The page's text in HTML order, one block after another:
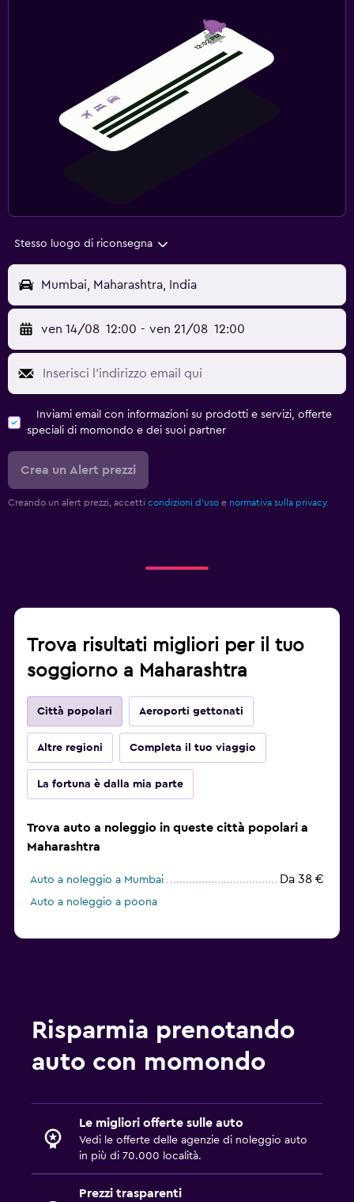
Stesso luogo di riconsegna
Mumbai, Maharashtra, India
ven 14/08 12:00 - ven 21/08 12:00
Inviami email con informazioni su prodotti e servizi, offerte
speciali di momondo e dei suoi partner
Crea un Alert prezzi
Creando un alert prezzi, accetti condizioni d'uso e normativa sulla privacy.
Trova risultati migliori per il tuo
soggiorno a Maharashtra
Città popolari Aeroporti gettonati
Altre regioni Completa il tuo viaggio
La fortuna è dalla mia parte
Trova auto a noleggio in queste città popolari a
Maharashtra
Auto a noleggio a Mumbai Da 38 €
Auto a noleggio a poona
Risparmia prenotando
auto con momondo
Le migliori offerte sulle auto
Vedi le offerte delle agenzie di noleggio auto
in più di 70.000 località.
Prezzi trasparenti